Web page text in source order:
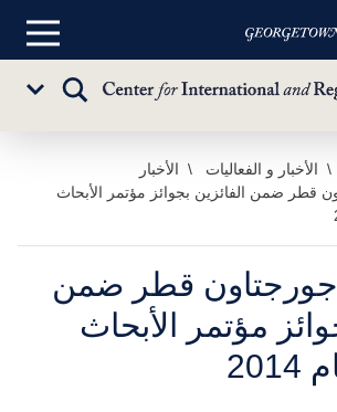
القائمة
تبديل
الأخبار و الفعاليات
الأخبار
قطر ضمن الفائزين بجوائز مؤتمر الأبحاث
قطر ضمن
مؤتمر الأبحاث